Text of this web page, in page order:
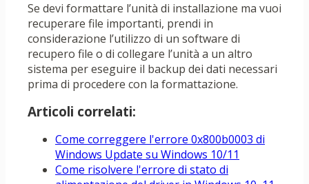
Se devi formattare l’unità di installazione ma vuoi
recuperare file importanti, prendi in
considerazione l’utilizzo di un software di
recupero file o di collegare l’unità a un altro
sistema per eseguire il backup dei dati necessari
prima di procedere con la formattazione.
Articoli correlati:
Come correggere l'errore 0x800b0003 di
Windows Update su Windows 10/11
Come risolvere l'errore di stato di